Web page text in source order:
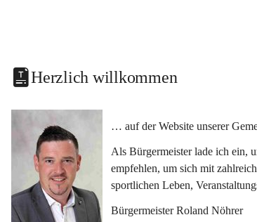
Herzlich willkommen
… auf der Website unserer
Als Bürgermeister lade ich ein,
empfehlen, um sich mit
sportlichen Leben,
Bürgermeister Roland Nöhrer